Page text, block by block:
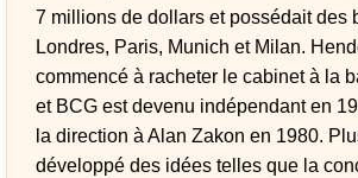
7 millions de dollars et possédait des
Londres, Paris, Munich et Milan.
commencé à racheter le cabinet à la
et BCG est devenu indépendant en
la direction à Alan Zakon en 1980.
développé des idées telles que la